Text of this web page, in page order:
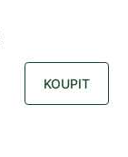
KOUPIT